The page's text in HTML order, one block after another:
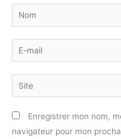
Nom
E-
mail
Site
Enregistrer mon nom,
navigateur pour mon